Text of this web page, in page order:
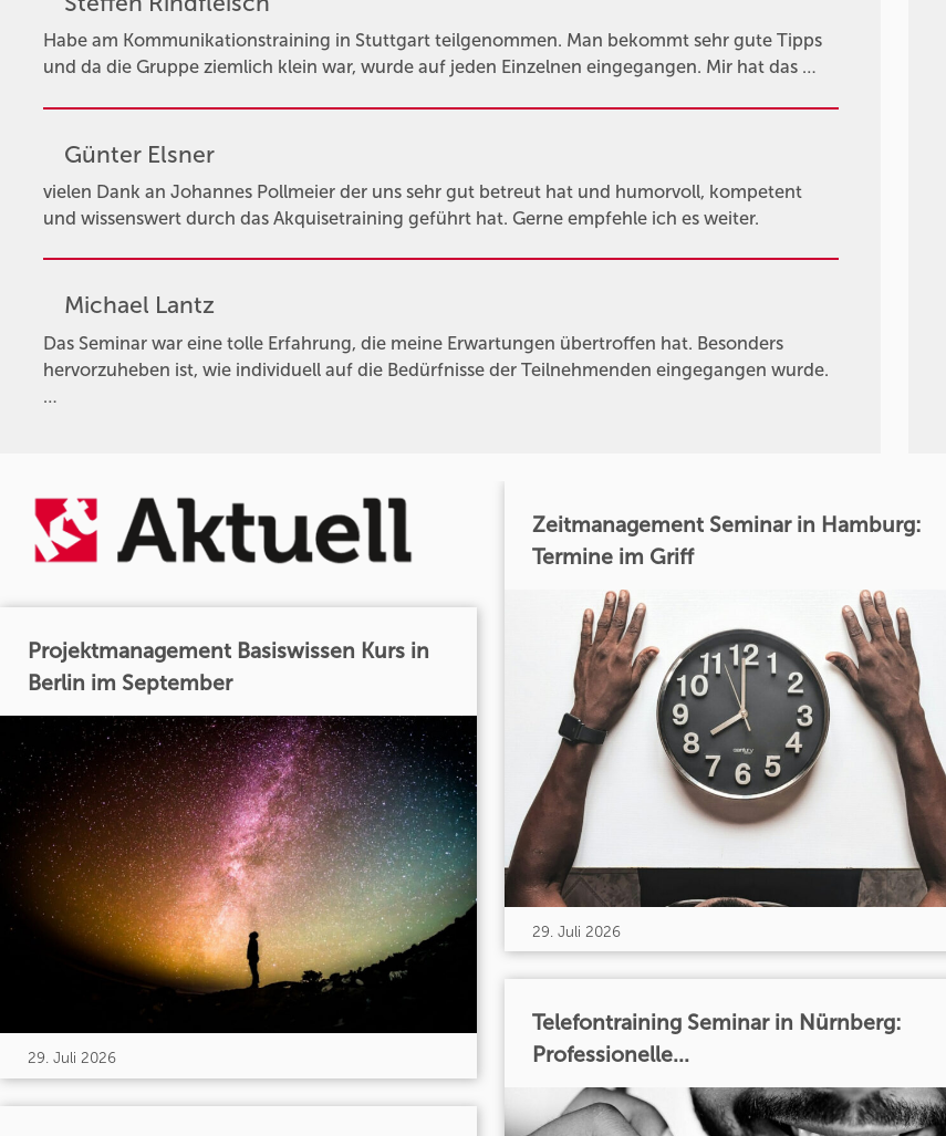
Habe am Kommunikationstraining in Stuttgart teilgenommen. Man bekommt sehr gute Tipps
und da die Gruppe ziemlich klein war, wurde auf jeden Einzelnen eingegangen. Mir hat das …
Günter Elsner
vielen Dank an Johannes Pollmeier der uns sehr gut betreut hat und humorvoll, kompetent
und wissenswert durch das Akquisetraining geführt hat. Gerne empfehle ich es weiter.
Michael Lantz
Das Seminar war eine tolle Erfahrung, die meine Erwartungen übertroffen hat. Besonders
hervorzuheben ist, wie individuell auf die Bedürfnisse der Teilnehmenden eingegangen wurde.
…
Projektmanagement Basiswissen Kurs in
Berlin im September
29. Juli 2026
Zeitmanagement Seminar in Hamburg:
Termine im Griff
29. Juli 2026
Telefontraining Seminar in Nürnberg:
Professionelle...